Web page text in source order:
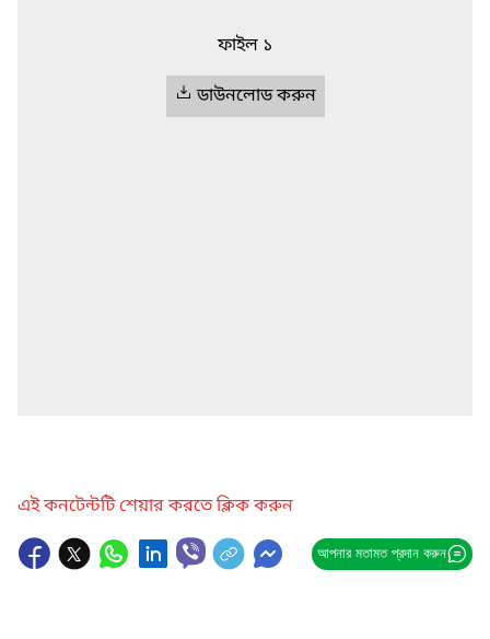
ফাইল ১
ডাউনলোড করুন
এই কনটেন্টটি শেয়ার করতে ক্লিক করুন
আপনার মতামত প্রদান করুন